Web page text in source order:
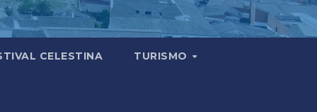
CELESTINA TURISMO